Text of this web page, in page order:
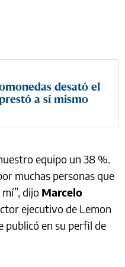
desató el
a sí mismo
equipo un 38 %.
muchas personas que
dijo Marcelo
ejecutivo de Lemon
publicó en su perfil de